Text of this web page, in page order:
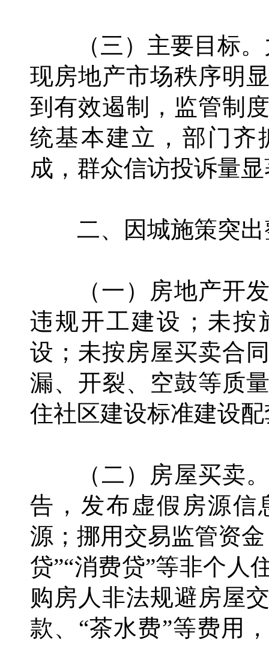
（三）主要目标。
现房地产市场秩序明
到有效遏制，监管制
统基本建立，部门齐
成，群众信访投诉量
二、因城施策突出
（一）房地产开发
违规开工建设；未按
设；未按房屋买卖合
漏、开裂、空鼓等质
住社区建设标准建设
（二）房屋买卖。
告，发布虚假房源信
源；挪用交易监管资
贷”“消费贷”等非个人
购房人非法规避房屋
款、“茶水费”等费用